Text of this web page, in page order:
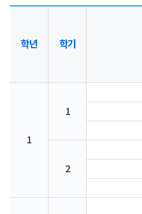
학년 학기
1
1
2